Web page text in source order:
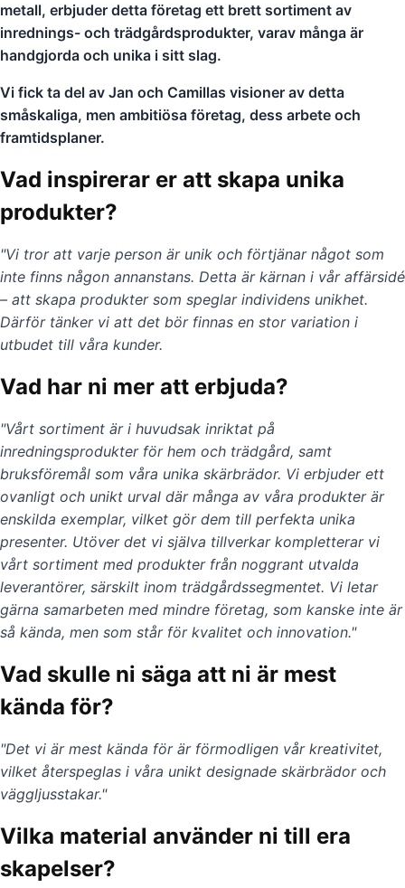
metall, erbjuder detta företag ett brett sortiment av
inrednings- och trädgårdsprodukter, varav många är
handgjorda och unika i sitt slag.
Vi fick ta del av Jan och Camillas visioner av detta
småskaliga, men ambitiösa företag, dess arbete och
framtidsplaner.
Vad inspirerar er att skapa unika
produkter?
"Vi tror att varje person är unik och förtjänar något som
inte finns någon annanstans. Detta är kärnan i vår affärsidé
– att skapa produkter som speglar individens unikhet.
Därför tänker vi att det bör finnas en stor variation i
utbudet till våra kunder.
Vad har ni mer att erbjuda?
"Vårt sortiment är i huvudsak inriktat på
inredningsprodukter för hem och trädgård, samt
bruksföremål som våra unika skärbrädor. Vi erbjuder ett
ovanligt och unikt urval där många av våra produkter är
enskilda exemplar, vilket gör dem till perfekta unika
presenter. Utöver det vi själva tillverkar kompletterar vi
vårt sortiment med produkter från noggrant utvalda
leverantörer, särskilt inom trädgårdssegmentet. Vi letar
gärna samarbeten med mindre företag, som kanske inte är
så kända, men som står för kvalitet och innovation."
Vad skulle ni säga att ni är mest
kända för?
"Det vi är mest kända för är förmodligen vår kreativitet,
vilket återspeglas i våra unikt designade skärbrädor och
väggljusstakar."
Vilka material använder ni till era
skapelser?